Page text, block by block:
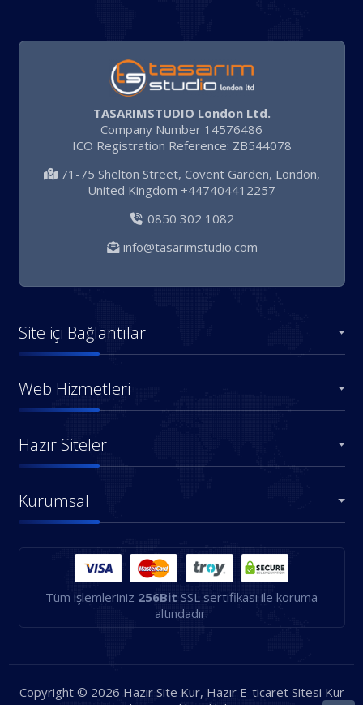
TASARIMSTUDIO London Ltd.
Company Number 14576486
ICO Registration Reference: ZB544078
71-75 Shelton Street, Covent Garden, London,
United Kingdom +447404412257
0850 302 1082
info@tasarimstudio.com
Site içi Bağlantılar
Web Hizmetleri
Hazır Siteler
Kurumsal
Tüm işlemleriniz 256Bit SSL sertifikası ile koruma
altındadır.
Copyright © 2026 Hazır Site Kur, Hazır E-ticaret Sitesi Kur